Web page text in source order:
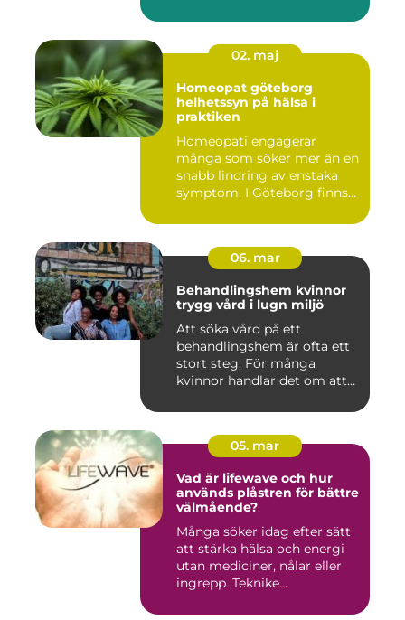
02. maj
Homeopat göteborg
helhetssyn på hälsa i
praktiken
Homeopati engagerar
många som söker mer än en
snabb lindring av enstaka
symptom. I Göteborg finns
06. mar
Behandlingshem kvinnor
trygg vård i lugn miljö
Att söka vård på ett
behandlingshem är ofta ett
stort steg. För många
kvinnor handlar det om att
05. mar
Vad är lifewave och hur
används plåstren för bättre
välmående?
Många söker idag efter sätt
att stärka hälsa och energi
utan mediciner, nålar eller
ingrepp. Teknike...